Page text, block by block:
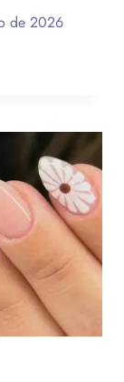
de 2026